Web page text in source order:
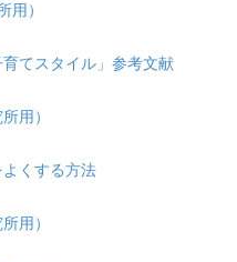
）
てスタイル」参考文献
用）
くする方法
用）